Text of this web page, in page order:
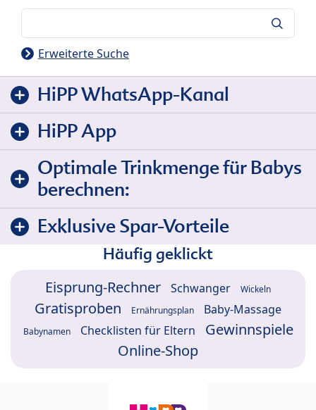
Erweiterte Suche
HiPP WhatsApp-Kanal
HiPP App
Optimale Trinkmenge für Babys
berechnen:
Exklusive Spar-Vorteile
Häufig geklickt
Eisprung-Rechner Schwanger Wickeln
Gratisproben Ernährungsplan Baby-Massage
Babynamen Checklisten für Eltern
Gewinnspiele
Online-Shop